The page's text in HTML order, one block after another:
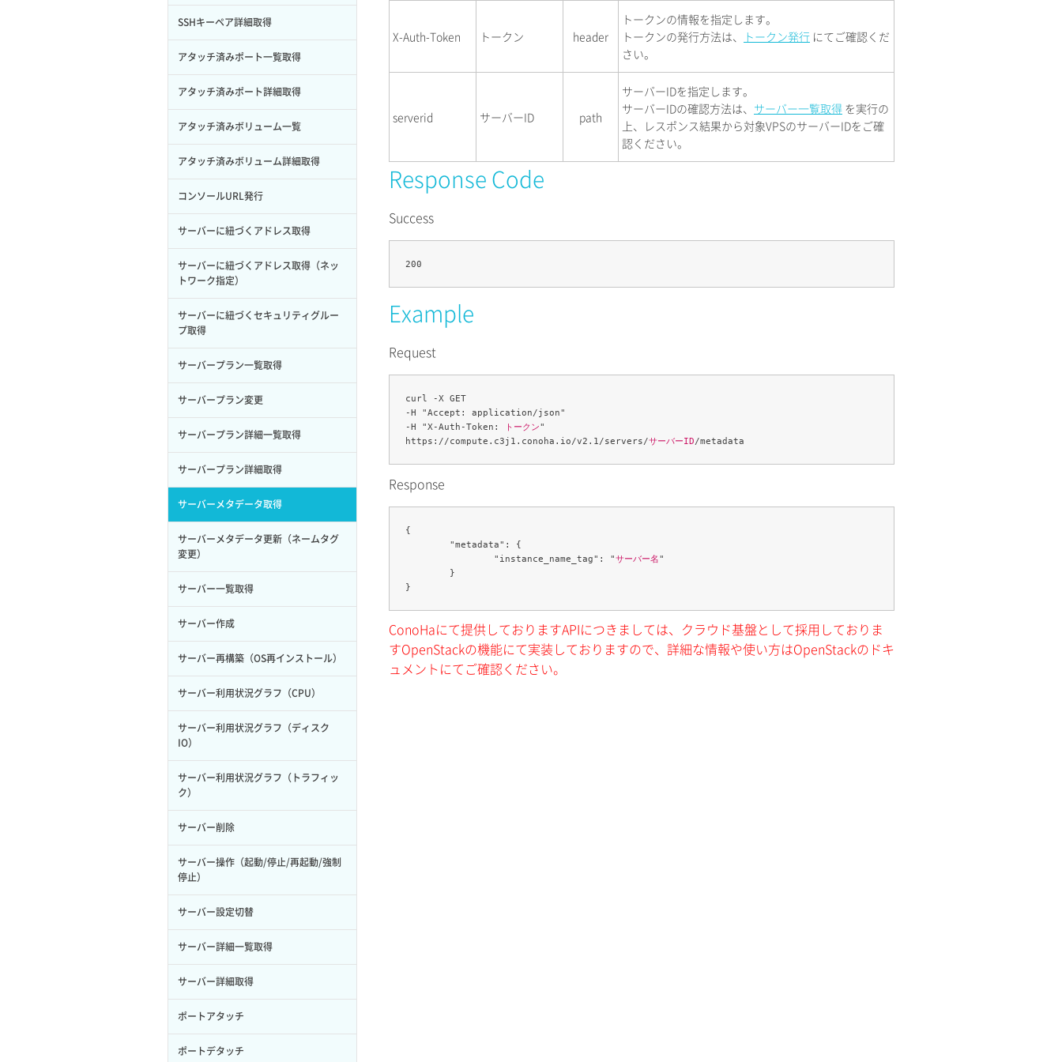
サブユーザー作成
サブユーザー削除
サブユーザー更新
サブユーザー詳細取得
トークン発行
パーミッション一覧取得
ロールからパーミッションを紐づけ解
除
ロールにパーミッションを紐づけ
ロール一覧取得
ボリューム一覧取得
ボリューム作成
ボリューム削除
ボリューム更新
ボリューム詳細一覧取得
ボリューム詳細取得
自動バックアップ有効化
自動バックアップ無効化
イメージ保存容量変更
イメージ削除
イメージ詳細取得
SSHキーペア詳細取得
アタッチ済みポート一覧取得
アタッチ済みポート詳細取得
アタッチ済みボリューム一覧
アタッチ済みボリューム詳細取得
コンソールURL発行
サーバーに紐づくアドレス取得
サーバーに紐づくアドレス取得（ネッ
トワーク指定）
サーバーに紐づくセキュリティグルー
プ取得
サーバープラン一覧取得
サーバープラン変更
サーバープラン詳細一覧取得
サーバープラン詳細取得
サーバーメタデータ取得
サーバーメタデータ更新（ネームタグ
変更）
サーバー一覧取得
サーバー作成
サーバー再構築（OS再インストール）
サーバー利用状況グラフ（CPU）
サーバー利用状況グラフ（ディスク
IO）
サーバー利用状況グラフ（トラフィッ
ク）
サーバー削除
サーバー操作（起動/停止/再起動/強制
停止）
サーバー設定切替
サーバー詳細一覧取得
サーバー詳細取得
ポートアタッチ
ポートデタッチ
X-Auth-Token トークン header
トークンの情報を指定します。
トークンの発行方法は、
トークン発行 にてご確認くだ
さい。
serverid サーバーID path
サーバーIDを指定します。
サーバーIDの確認方法は、 サーバー一覧取得 を実行の
上、レスポンス結果から対象VPSのサーバーIDをご確
認ください。
Response Code
Success
Example
Request
curl -X GET
-H "Accept: application/json"
-H "X-Auth-Token:
トークン"
https://compute.c3j1.conoha.io/v2.1/servers/サーバーID
Response
{
		"instance_name_tag": "
サーバー名"
ConoHaにて提供しておりますAPIにつきましては、クラウド基盤として採用しておりま
すOpenStackの機能にて実装しておりますので、詳細な情報や使い方はOpenStackのドキ
ュメントにてご確認ください。